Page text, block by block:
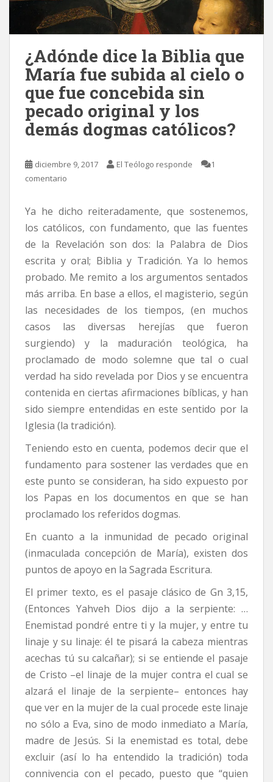
¿Adónde dice la Biblia que
María fue subida al cielo o
que fue concebida sin
pecado original y los
demás dogmas católicos?
diciembre 9, 2017 El Teólogo responde
1
comentario
Ya he dicho reiteradamente, que sostenemos,
los católicos, con fundamento, que las fuentes
de la Revelación son dos: la Palabra de Dios
escrita y oral; Biblia y Tradición. Ya lo hemos
probado. Me remito a los argumentos sentados
más arriba. En base a ellos, el magisterio, según
las necesidades de los tiempos, (en muchos
casos las diversas herejías que fueron
surgiendo) y la maduración teológica, ha
proclamado de modo solemne que tal o cual
verdad ha sido revelada por Dios y se encuentra
contenida en ciertas afirmaciones bíblicas, y han
sido siempre entendidas en este sentido por la
Iglesia (la tradición).
Teniendo esto en cuenta, podemos decir que el
fundamento para sostener las verdades que en
este punto se consideran, ha sido expuesto por
los Papas en los documentos en que se han
proclamado los referidos dogmas.
En cuanto a la inmunidad de pecado original
(inmaculada concepción de María), existen dos
puntos de apoyo en la Sagrada Escritura.
El primer texto, es el pasaje clásico de Gn 3,15,
(Entonces Yahveh Dios dijo a la serpiente: …
Enemistad pondré entre ti y la mujer, y entre tu
linaje y su linaje: él te pisará la cabeza mientras
acechas tú su calcañar); si se entiende el pasaje
de Cristo –el linaje de la mujer contra el cual se
alzará el linaje de la serpiente– entonces hay
que ver en la mujer de la cual procede este linaje
no sólo a Eva, sino de modo inmediato a María,
madre de Jesús. Si la enemistad es total, debe
excluir (así lo ha entendido la tradición) toda
connivencia con el pecado, puesto que “quien